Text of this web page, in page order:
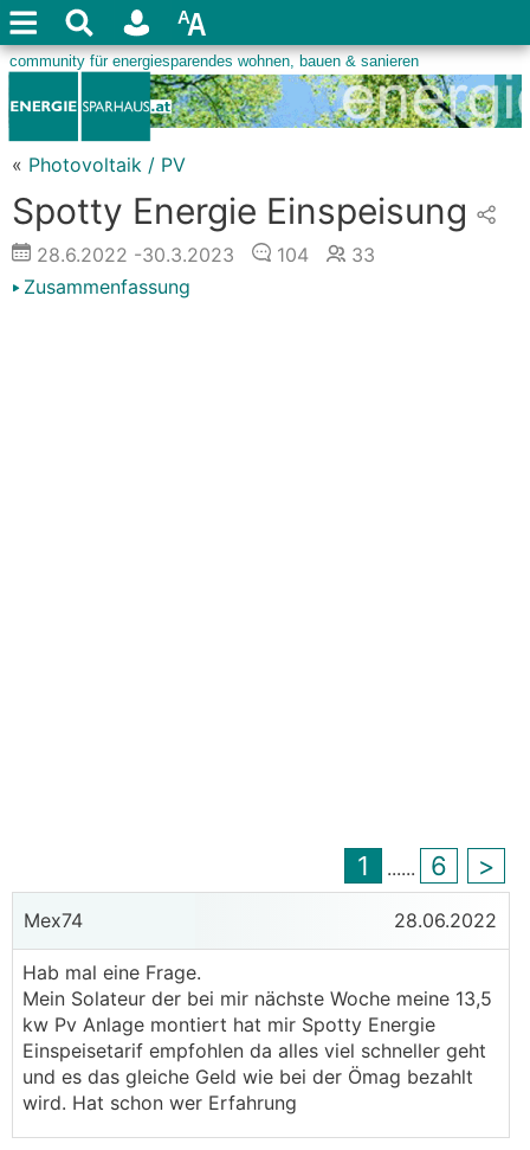
« Photovoltaik / PV
Spotty Energie Einspeisung
28.6.2022 -30.3.2023 104
33
Zusammenfassung
1 ...... 6 >
Mex74 28.06.2022
Hab mal eine Frage.
Mein Solateur der bei mir nächste Woche meine 13,5
kw Pv Anlage montiert hat mir Spotty Energie
Einspeisetarif empfohlen da alles viel schneller geht
und es das gleiche Geld wie bei der Ömag bezahlt
wird. Hat schon wer Erfahrung